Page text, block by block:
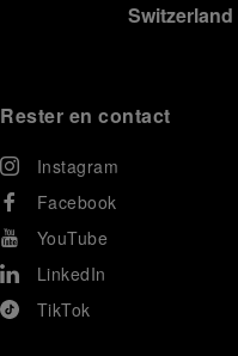
Switzerland
Rester en contact
Instagram
Facebook
YouTube
LinkedIn
TikTok